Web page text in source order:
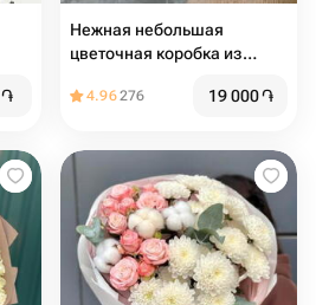
֏
Нежная небольшая
цветочная коробка из
4.96276 19 000֏